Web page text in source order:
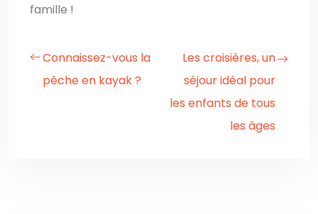
famille !
Connaissez-vous la
pêche en kayak ?
Les croisières, un
séjour idéal pour
les enfants de tous
les âges